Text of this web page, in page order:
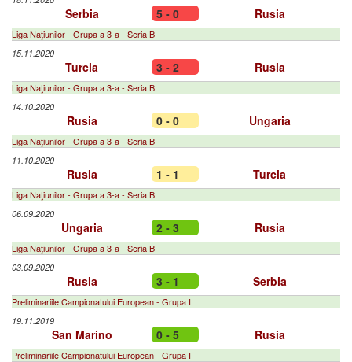
Serbia 5 - 0 Rusia
Liga Naţiunilor - Grupa a 3-a - Seria B
15.11.2020
Turcia 3 - 2 Rusia
Liga Naţiunilor - Grupa a 3-a - Seria B
14.10.2020
Rusia 0 - 0 Ungaria
Liga Naţiunilor - Grupa a 3-a - Seria B
11.10.2020
Rusia 1 - 1 Turcia
Liga Naţiunilor - Grupa a 3-a - Seria B
06.09.2020
Ungaria 2 - 3 Rusia
Liga Naţiunilor - Grupa a 3-a - Seria B
03.09.2020
Rusia 3 - 1 Serbia
Preliminariile Campionatului European - Grupa I
19.11.2019
San Marino 0 - 5 Rusia
Preliminariile Campionatului European - Grupa I